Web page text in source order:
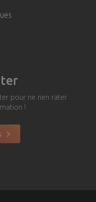
pour ne rien rater
!